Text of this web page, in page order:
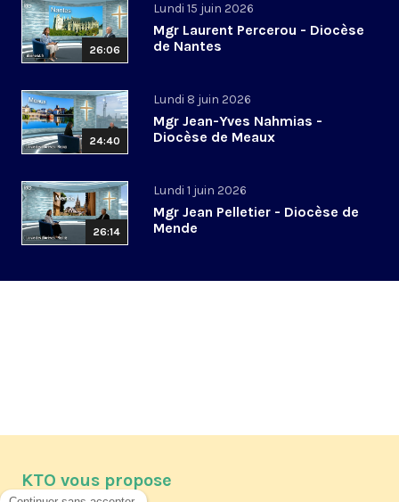
26:06
Lundi 15 juin 2026
Mgr Laurent Percerou - Diocèse
de Nantes
24:40
Lundi 8 juin 2026
Mgr Jean-Yves Nahmias -
Diocèse de Meaux
26:14
Lundi 1 juin 2026
Mgr Jean Pelletier - Diocèse de
Mende
KTO vous propose